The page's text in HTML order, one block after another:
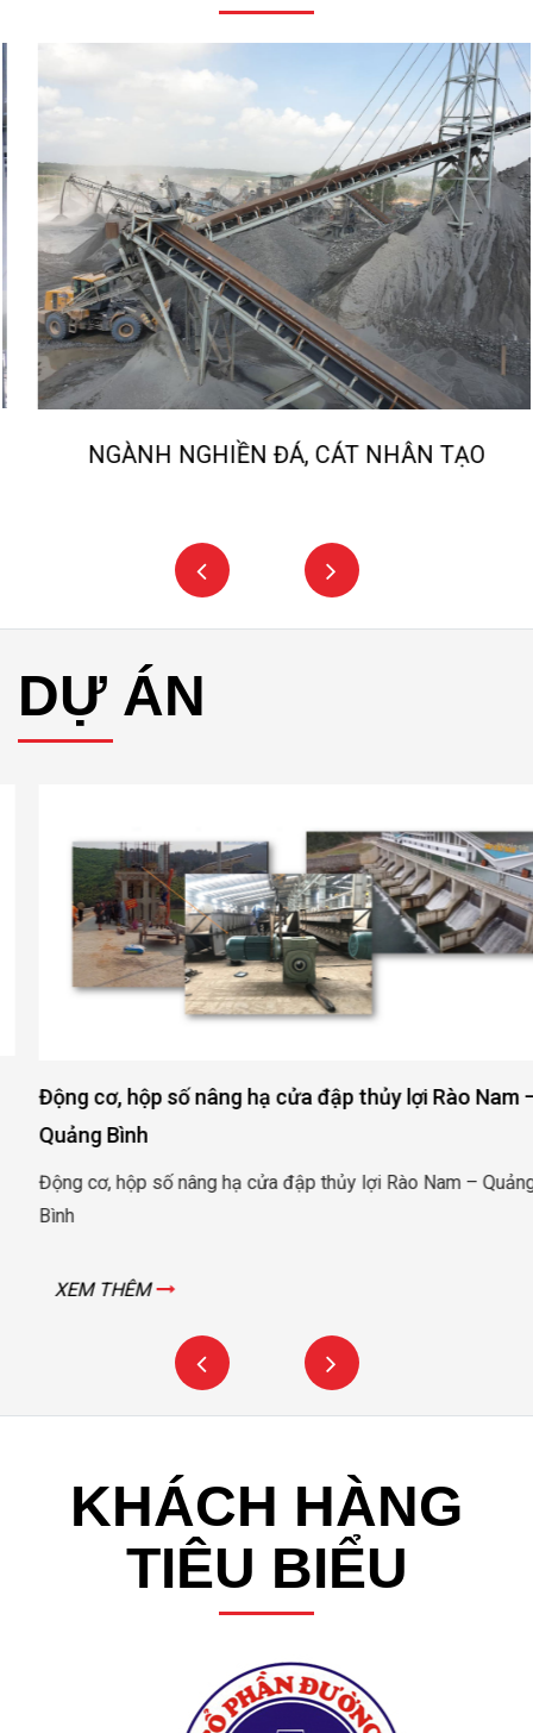
NGÀNH NGHIỀN ĐÁ, CÁT NHÂN TẠO
DỰ ÁN
Động cơ, hộp số nâng hạ cửa đập thủy lợi Rào Nam –
Quảng Bình
Động cơ, hộp số nâng hạ cửa đập thủy lợi Rào Nam – Quảng
XEM THÊM
KHÁCH HÀNG
TIÊU BIỂU